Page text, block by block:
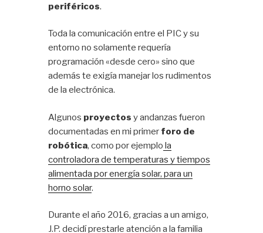
periféricos.
Toda la comunicación entre el PIC y su
entorno no solamente requería
programación «desde cero» sino que
además te exigía manejar los rudimentos
de la electrónica.
Algunos proyectos y andanzas fueron
documentadas en mi primer foro de
robótica, como por ejemplo la
controladora de temperaturas y tiempos
alimentada por energía solar, para un
horno solar.
Durante el año 2016, gracias a un amigo,
J.P. decidí prestarle atención a la familia